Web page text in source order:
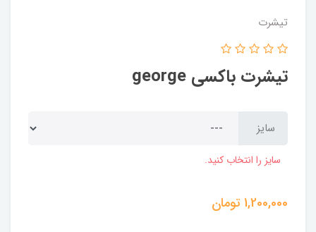
تیشرت
تیشرت باکسی george
سایز
سایز را انتخاب کنید.
1,200,000تومان